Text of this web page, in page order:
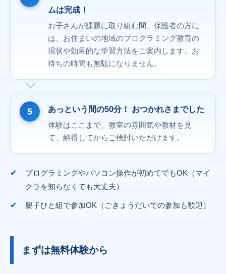
ムは完成！
お子さんが課題に取り組む間、保護者の方に
は、お住まいの地域のプログラミング教育の
現状や効果的な学習方法をご案内します。お
待ちの時間も無駄になりません。
あっという間の50分！ おつかれさまでした
体験はここまで。教室の雰囲気や教材を見
て、納得してからご検討いただけます。
プログラミングやパソコン操作が初めてでもOK（マイ
クラを知らなくても大丈夫）
親子ひと組で参加OK（ごきょうだいでの参加も歓迎）
まずは無料体験から